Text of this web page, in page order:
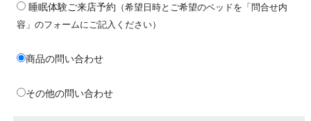
睡眠体験ご来店予約 （希望日時とご希望のベッドを「問合せ内
容」のフォームにご記入ください）
商品の問い合わせ
その他の問い合わせ